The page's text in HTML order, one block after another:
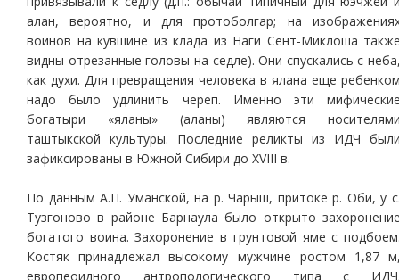
алан, вероятно, и для протоболгар; на
воинов на кувшине из клада из Наги Сент-Миклоша
видны отрезанные головы на седле). Они спускались с
как духи. Для превращения человека в ялана еще
надо было удлинить череп. Именно эти
богатыри «яланы» (аланы) являются
таштыкской культуры. Последние реликты из ИДЧ
зафиксированы в Южной Сибири до XVIII в.
По данным А.П. Уманской, на р. Чарыш, притоке р. Оби, у
Тузгоново в районе Барнаула было открыто
богатого воина. Захоронение в грунтовой яме с
Костяк принадлежал высокому мужчине ростом 1,87
европеоидного антропологического типа с